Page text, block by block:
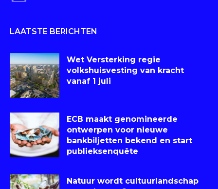
LAATSTE BERICHTEN
Wet Versterking regie
volkshuisvesting van kracht
vanaf 1 juli
ECB maakt genomineerde
ontwerpen voor nieuwe
bankbiljetten bekend en start
publieksenquête
Natuur wordt cultuurlandschap